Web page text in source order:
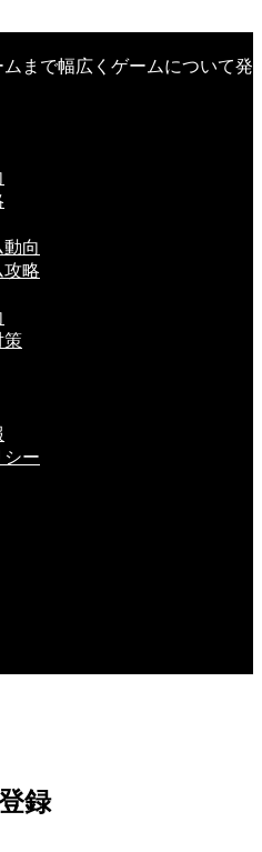
まで幅広くゲームについて発
向
攻略
策
シー
録